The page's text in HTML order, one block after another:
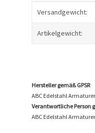
Wert
Versandgewicht:
Artikelgewicht:
Hersteller gemäß GPSR
ABC Edelstahl
Verantwortliche Person
ABC Edelstahl